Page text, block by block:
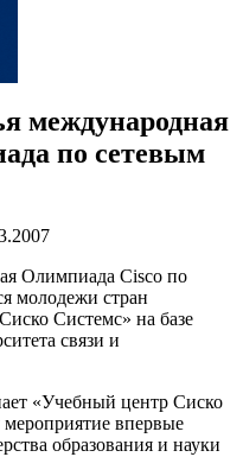
международная
по сетевым
Олимпиада Cisco по
молодежи стран
Системс» на базе
связи и
«Учебный центр Сиско
впервые
образования и науки